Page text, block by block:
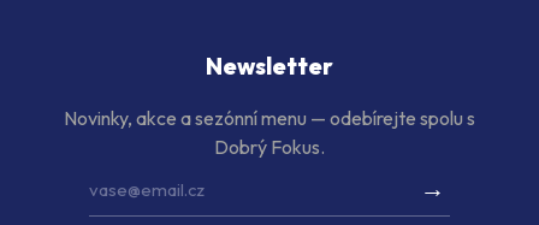
Newsletter
Novinky, akce a sezónní menu — odebírejte spolu s
Dobrý Fokus.
→